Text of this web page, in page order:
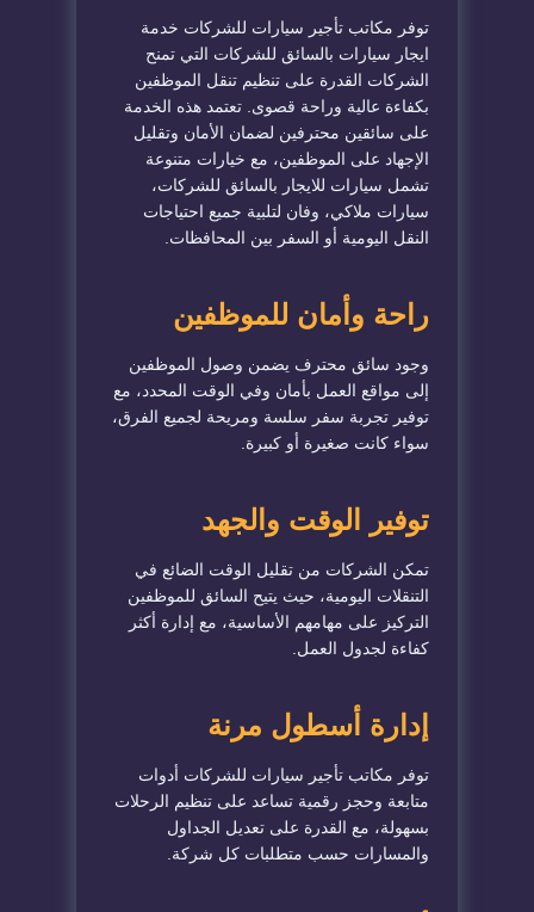
توفر مكاتب تأجير سيارات للشركات خدمة
ايجار سيارات بالسائق للشركات التي تمنح
الشركات القدرة على تنظيم تنقل الموظفين
بكفاءة عالية وراحة قصوى. تعتمد هذه الخدمة
على سائقين محترفين لضمان الأمان وتقليل
الإجهاد على الموظفين، مع خيارات متنوعة
تشمل سيارات للايجار بالسائق للشركات،
سيارات ملاكي، وفان لتلبية جميع احتياجات
النقل اليومية أو السفر بين المحافظات.
راحة وأمان للموظفين
وجود سائق محترف يضمن وصول الموظفين
إلى مواقع العمل بأمان وفي الوقت المحدد، مع
توفير تجربة سفر سلسة ومريحة لجميع الفرق،
سواء كانت صغيرة أو كبيرة.
توفير الوقت والجهد
تمكن الشركات من تقليل الوقت الضائع في
التنقلات اليومية، حيث يتيح السائق للموظفين
التركيز على مهامهم الأساسية، مع إدارة أكثر
كفاءة لجدول العمل.
إدارة أسطول مرنة
توفر مكاتب تأجير سيارات للشركات أدوات
متابعة وحجز رقمية تساعد على تنظيم الرحلات
بسهولة، مع القدرة على تعديل الجداول
والمسارات حسب متطلبات كل شركة.